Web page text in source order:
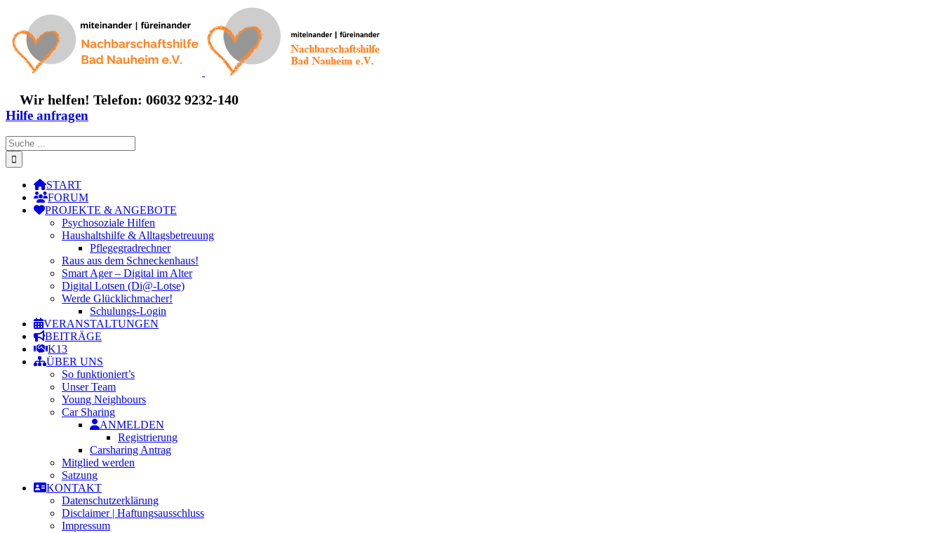
springen
Wir helfen! Telefon: 06032 9232-140
Hilfe anfragen
Suche
nach:
START
FORUM
PROJEKTE & ANGEBOTE
Psychosoziale Hilfen
Haushaltshilfe & Alltagsbetreuung
Pflegegradrechner
Raus aus dem Schneckenhaus!
Smart Ager – Digital im Alter
Digital Lotsen (Di@-Lotse)
Werde Glücklichmacher!
Schulungs-Login
VERANSTALTUNGEN
BEITRÄGE
K13
ÜBER UNS
So funktioniert’s
Unser Team
Young Neighbours
Car Sharing
ANMELDEN
Registrierung
Carsharing Antrag
Mitglied werden
Satzung
KONTAKT
Datenschutzerklärung
Disclaimer | Haftungsausschluss
Impressum